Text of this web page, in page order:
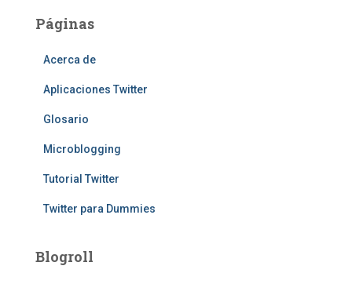
Páginas
Acerca de
Aplicaciones Twitter
Glosario
Microblogging
Tutorial Twitter
Twitter para Dummies
Blogroll